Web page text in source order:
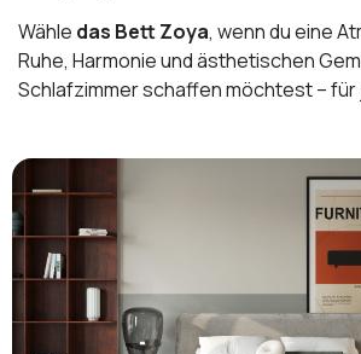
Wähle das Bett Zoya, wenn du eine
Ruhe, Harmonie und ästhetischen
Schlafzimmer schaffen möchtest – für